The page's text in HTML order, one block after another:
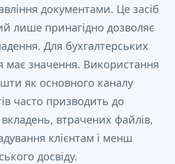
документами. Це засіб
лише принагідно дозволяє
Для бухгалтерських
має значення. Використання
як основного каналу
часто призводить до
втрачених файлів,
клієнтам і менш
досвіду.